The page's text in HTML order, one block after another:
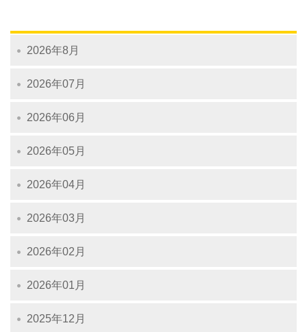
2026年8月
2026年07月
2026年06月
2026年05月
2026年04月
2026年03月
2026年02月
2026年01月
2025年12月